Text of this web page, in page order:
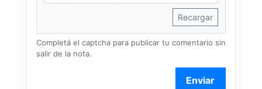
Recargar
Completá el captcha para publicar tu comentario sin
salir de la nota.
Enviar